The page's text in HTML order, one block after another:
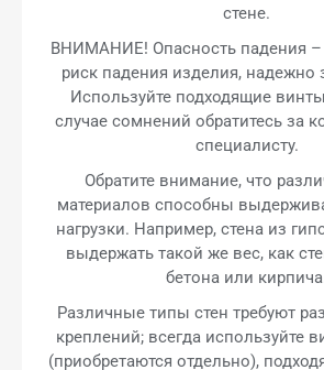
стене.
ВНИМАНИЕ! Опасность падения –
риск падения изделия, надежно
Используйте подходящие
случае сомнений обратитесь за
специалисту.
Обратите внимание, что
материалов способны
нагрузки. Например, стена из
выдержать такой же вес, как
бетона или
Различные типы стен требуют
креплений; всегда используйте
(приобретаются отдельно),